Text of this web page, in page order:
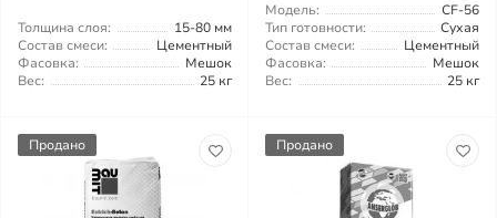
Толщина слоя:
15-80 мм
Состав смеси:
Цементный
Фасовка:
Мешок
Вес:
25 кг
Модель:
CF-56
Тип готовности:
Сухая
Состав смеси:
Цементный
Фасовка:
Мешок
Вес:
25 кг
Продано Продано